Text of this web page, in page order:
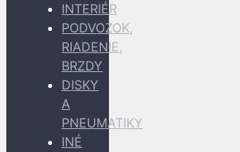
INTERIÉR
PODVOZOK,
RIADENIE,
BRZDY
DISKY
A
PNEUMATIKY
INÉ